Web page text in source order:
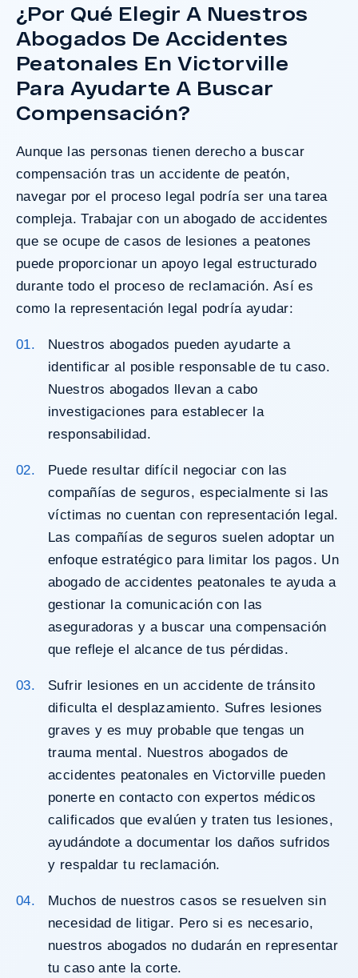
¿Por Qué Elegir A Nuestros
Abogados De Accidentes
Peatonales En Victorville
Para Ayudarte A Buscar
Compensación?
Aunque las personas tienen derecho a buscar
compensación tras un accidente de peatón,
navegar por el proceso legal podría ser una tarea
compleja. Trabajar con un abogado de accidentes
que se ocupe de casos de lesiones a peatones
puede proporcionar un apoyo legal estructurado
durante todo el proceso de reclamación. Así es
como la representación legal podría ayudar:
Nuestros abogados pueden ayudarte a
identificar al posible responsable de tu caso.
Nuestros abogados llevan a cabo
investigaciones para establecer la
responsabilidad.
Puede resultar difícil negociar con las
compañías de seguros, especialmente si las
víctimas no cuentan con representación legal.
Las compañías de seguros suelen adoptar un
enfoque estratégico para limitar los pagos. Un
abogado de accidentes peatonales te ayuda a
gestionar la comunicación con las
aseguradoras y a buscar una compensación
que refleje el alcance de tus pérdidas.
Sufrir lesiones en un accidente de tránsito
dificulta el desplazamiento. Sufres lesiones
graves y es muy probable que tengas un
trauma mental. Nuestros abogados de
accidentes peatonales en Victorville pueden
ponerte en contacto con expertos médicos
calificados que evalúen y traten tus lesiones,
ayudándote a documentar los daños sufridos
y respaldar tu reclamación.
Muchos de nuestros casos se resuelven sin
necesidad de litigar. Pero si es necesario,
nuestros abogados no dudarán en representar
tu caso ante la corte.